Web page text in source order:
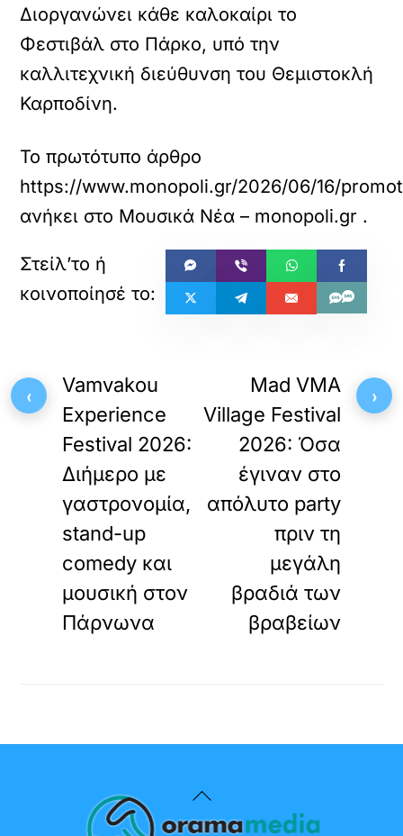
Διοργανώνει κάθε καλοκαίρι το
Φεστιβάλ στο Πάρκο, υπό την
καλλιτεχνική διεύθυνση του Θεμιστοκλή
Καρποδίνη.
Το πρωτότυπο άρθρο
https://www.monopoli.gr/2026/06/16/
ανήκει στο Μουσικά Νέα – monopoli.gr .
Vamvakou
Experience
Festival 2026:
Διήμερο με
γαστρονομία,
stand-up
comedy και
μουσική στον
Πάρνωνα
Mad VMA
Village Festival
2026: Όσα
έγιναν στο
απόλυτο party
πριν τη
μεγάλη
βραδιά των
βραβείων
Back
To
‹ ›